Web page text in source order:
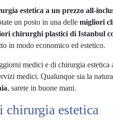
estetica a un prezzo all-
un posto in una delle migliori
chirurghi plastici di Istanbul
in modo economico ed estetico.
medici e di chirurgia estetica
medici. Qualunque sia la
, sarete in buone mani.
chirurgia estetica